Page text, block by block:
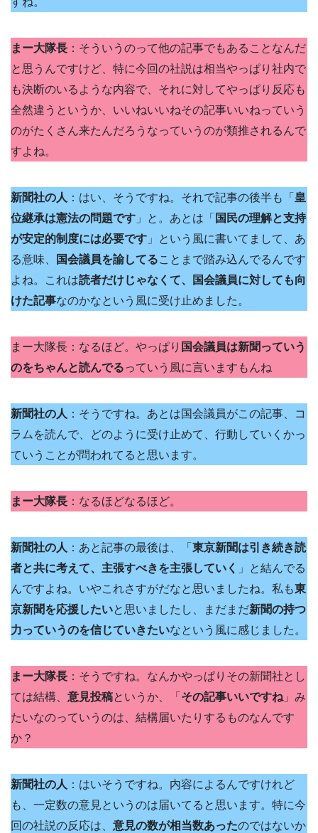
まー大隊長 ：そういうのって他の記事でもあることなんだ
と思うんですけど、特に今回の社説は相当やっぱり社内で
も決断のいるような内容で、それに対してやっぱり反応も
全然違うというか、いいねいいねその記事いいねっていう
のがたくさん来たんだろうなっていうのが類推されるんで
すよね。
新聞社の人 ：はい、そうですね。それで記事の後半も「 皇
位継承は憲法の問題です 」と。あとは「 国民の理解と支持
が安定的制度には必要です 」という風に書いてまして、あ
る意味、
国会議員を諭してることまで踏み込んでるんです
よね。これは読者だけじゃなくて、国会議員に対しても向
けた記事なのかなという風に受け止めました。
まー大隊長：なるほど。やっぱり 国会議員は新聞っていう
のをちゃんと読んでるっていう風に言いますもんね
新聞社の人 ：そうですね。あとは国会議員がこの記事、コ
ラムを読んで、どのように受け止めて、行動していくかっ
ていうことが問われてると思います。
まー大隊長 ：なるほどなるほど。
新聞社の人 ：あと記事の最後は、「 東京新聞は引き続き読
者と共に考えて、主張すべきを主張していく 」と結んでる
んですよね。いやこれさすがだなと思いましたね。私も東
京新聞を応援したいと思いましたし、まだまだ新聞の持つ
力っていうのを信じていきたいなという風に感じました。
まー大隊長 ：そうですね。なんかやっぱりその新聞社とし
ては結構、 意見投稿というか、「 その記事いいですね 」み
たいなのっていうのは、結構届いたりするものなんです
か？
新聞社の人 ：はいそうですね。内容によるんですけれど
も、一定数の意見というのは届いてると思います。特に今
回の社説の反応は、 意見の数が相当数あったのではないか